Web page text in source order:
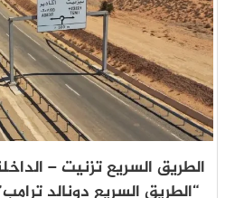
الطريق السريع تزنيت –